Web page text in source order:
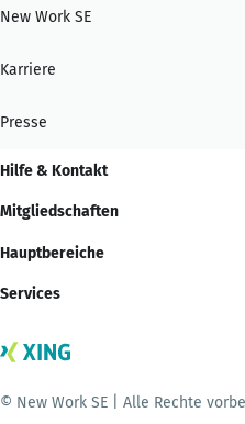
New Work SE
Karriere
Presse
Hilfe & Kontakt
Mitgliedschaften
Hauptbereiche
Services
© New Work SE | Alle Rechte